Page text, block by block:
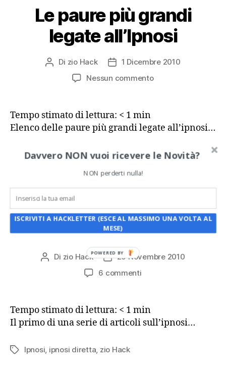
Le paure più grandi
legate all’Ipnosi
Autore
articolo
Di zio Hack
Data1 Dicembre 2010
Nessun commentosu
grandi
legate
Tempo stimato di lettura: < 1 min
Elenco delle paure più grandi legate all’ipnosi…
Ipnosi,ipnosi diretta,paure,zio Hack
L’ipnosi è pericolosa?
Autore
Di zio Hack
Data
dell'articolo
25 Novembre 2010
6 commentisu
pericolosa?
Tempo stimato di lettura: < 1 min
Il primo di una serie di articoli sull’ipnosi…
Tag Ipnosi, ipnosi diretta, zio Hack
Davvero NON vuoi ricevere le Novità?
NON perderti nulla!
ISCRIVITI A HACKLETTER (ESCE AL MASSIMO UNA VOLTA AL
MESE)
POWERED BY